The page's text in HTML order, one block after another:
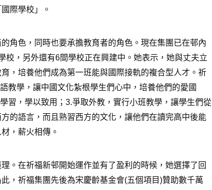
際學校」。
角色，同時也要承擔教育者的角色。現在集團已在邨內
校，另外還有6間學校正在興建中。她表示，她與丈夫立
，培養他們成為第一班能與國際接軌的複合型人才。祈
教學，讓中國文化紮根學生們心中，培養他們的愛國
習，學以致用； 3.爭取外教，實行小班教學，讓學生們從
的語言，而且熟習西方的文化，讓他們在讀完高中後能
，薪火相傳。
。在祈福新邨開始運作並有了盈利的時候，她選擇了回
，祈福集團先後為宋慶齡基金會(五個項目)贊助數千萬